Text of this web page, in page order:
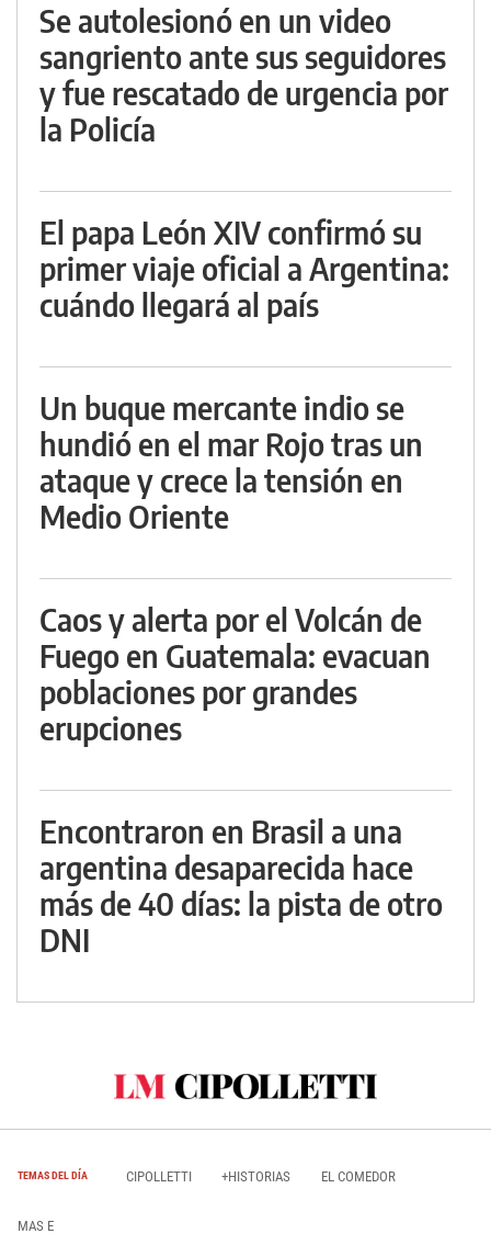
Se autolesionó en un video
sangriento ante sus seguidores
y fue rescatado de urgencia por
la Policía
El papa León XIV confirmó su
primer viaje oficial a Argentina:
cuándo llegará al país
Un buque mercante indio se
hundió en el mar Rojo tras un
ataque y crece la tensión en
Medio Oriente
Caos y alerta por el Volcán de
Fuego en Guatemala: evacuan
poblaciones por grandes
erupciones
Encontraron en Brasil a una
argentina desaparecida hace
más de 40 días: la pista de otro
DNI
TEMAS DEL DÍA CIPOLLETTI +HISTORIAS EL COMEDOR
MAS E